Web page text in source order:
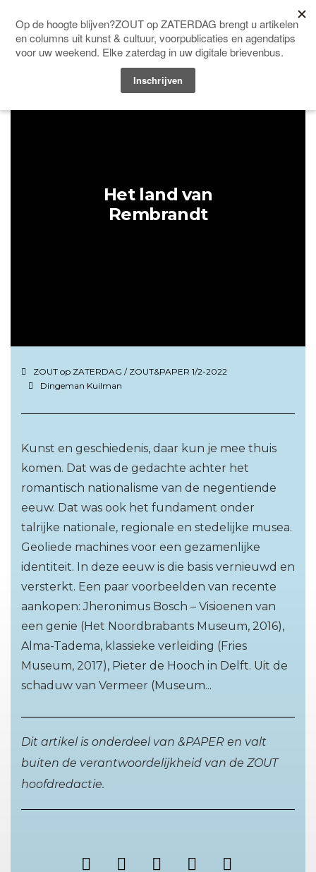
HOME &PAPER
Het land van
Rembrandt
ZOUT op ZATERDAG / ZOUT&PAPER 1/2-2022
Dingeman Kuilman
Kunst en geschiedenis, daar kun je mee thuis
komen. Dat was de gedachte achter het
romantisch nationalisme van de negentiende
eeuw. Dat was ook het fundament onder
talrijke nationale, regionale en stedelijke musea.
Geoliede machines voor een gezamenlijke
identiteit. In deze eeuw is die basis vernieuwd en
versterkt. Een paar voorbeelden van recente
aankopen: Jheronimus Bosch – Visioenen van
een genie (Het Noordbrabants Museum, 2016),
Alma-Tadema, klassieke verleiding (Fries
Museum, 2017), Pieter de Hooch in Delft. Uit de
schaduw van Vermeer (Museum...
Dit artikel is onderdeel van &PAPER en valt
buiten de verantwoordelijkheid van de ZOUT
hoofdredactie.